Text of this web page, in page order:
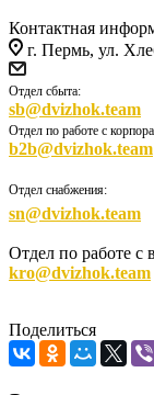
Контактная
г. Пермь, ул.
Отдел сбыта:
sb@dvizhok.team
Отдел по работе с
b2b@dvizhok.team
Отдел снабжения:
sn@dvizhok.team
Отдел по работе с
kro@dvizhok.team
Поделиться